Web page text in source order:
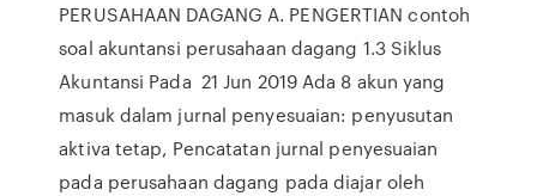
PERUSAHAAN DAGANG A. PENGERTIAN contoh
soal akuntansi perusahaan dagang 1.3 Siklus
Akuntansi Pada 21 Jun 2019 Ada 8 akun yang
masuk dalam jurnal penyesuaian: penyusutan
aktiva tetap, Pencatatan jurnal penyesuaian
pada perusahaan dagang pada diajar oleh